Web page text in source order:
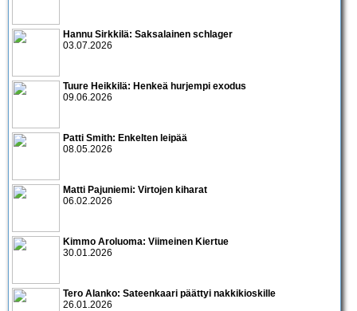
Hannu Sirkkilä: Saksalainen schlager
03.07.2026
Tuure Heikkilä: Henkeä hurjempi exodus
09.06.2026
Patti Smith: Enkelten leipää
08.05.2026
Matti Pajuniemi: Virtojen kiharat
06.02.2026
Kimmo Aroluoma: Viimeinen Kiertue
30.01.2026
Tero Alanko: Sateenkaari päättyi nakkikioskille
26.01.2026